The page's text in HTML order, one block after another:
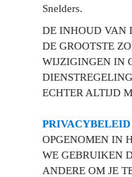
Snelders.
DE INHOUD VAN
DE GROOTSTE
WIJZIGINGEN IN
ECHTER ALTIJD
PRIVACYBELEID
OPGENOMEN IN
WE GEBRUIKEN
ANDERE OM JE